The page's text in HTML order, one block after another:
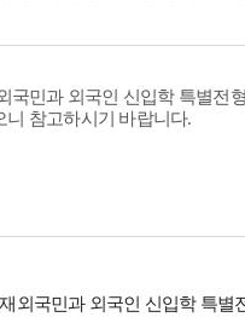
국민과 외국인 신입학 특별전
니 참고하시기 바랍니다.
외국민과 외국인 신입학 특별